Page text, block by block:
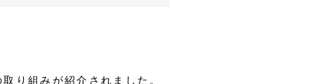
り組みが紹介されました。